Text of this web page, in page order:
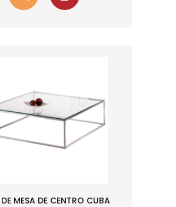
DE MESA DE CENTRO CUBA